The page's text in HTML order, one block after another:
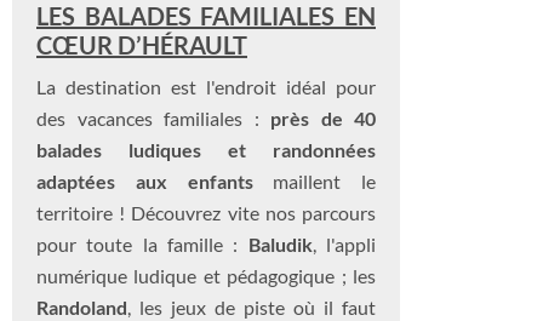
LES BALADES FAMILIALES EN
CŒUR D’HÉRAULT
La destination est l'endroit idéal pour
des vacances familiales : près de 40
balades ludiques et randonnées
adaptées aux enfantsmaillent le
territoire ! Découvrez vite nos parcours
pour toute la famille : Baludik, l'appli
numérique ludique et pédagogique ; les
Randoland, les jeux de piste où il faut